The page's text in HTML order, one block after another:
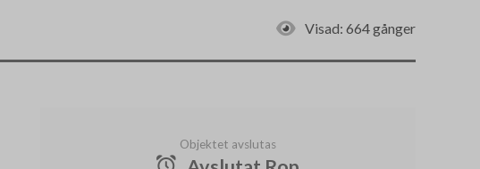
Visad: 664 gånger
Objektet avslutas